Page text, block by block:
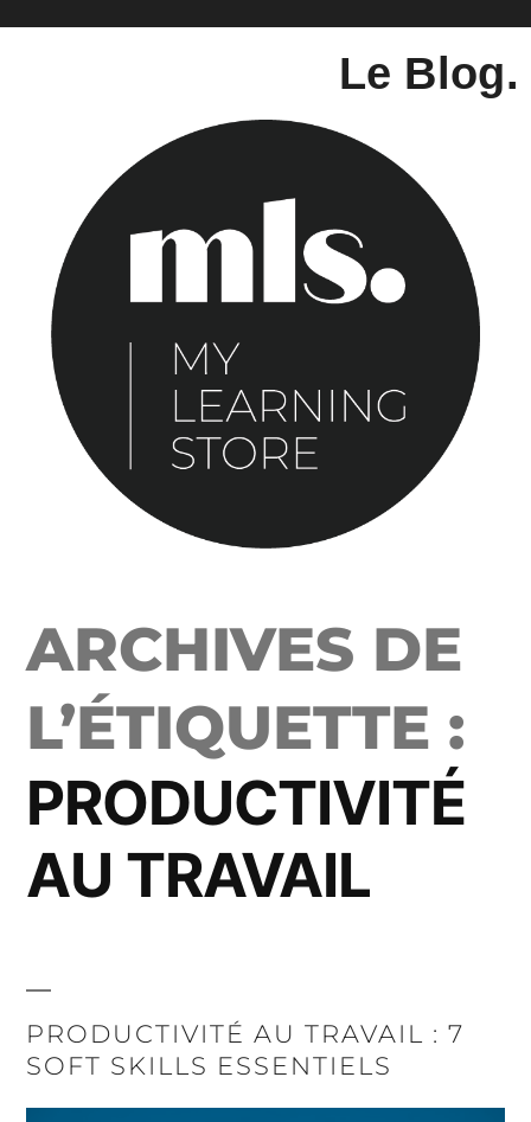
Le Blog.
ARCHIVES DE
L’ÉTIQUETTE :
PRODUCTIVITÉ
AU TRAVAIL
PRODUCTIVITÉ AU TRAVAIL : 7
SOFT SKILLS ESSENTIELS